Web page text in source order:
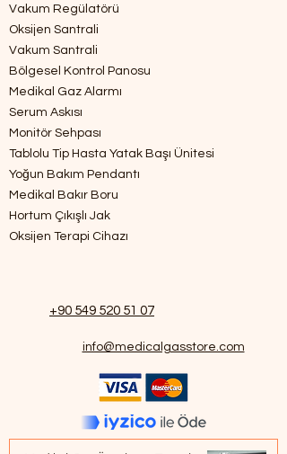
Vakum Regülatörü
Oksijen Santrali
Vakum Santrali
Bölgesel Kontrol Panosu
Medikal Gaz Alarmı
Serum Askısı
Monitör Sehpası
Tablolu Tip Hasta Yatak Başı Ünitesi
Yoğun Bakım Pendantı
Medikal Bakır Boru
Hortum Çıkışlı Jak
Oksijen Terapi Cihazı
+90 549 520 51 07
info@medicalgasstore.com